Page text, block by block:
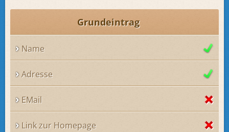
Grundeintrag
Name
Adresse
EMail
Link zur Homepage